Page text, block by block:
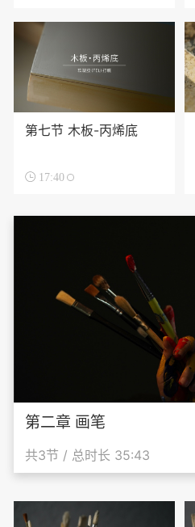
第七节 木板-丙烯底
 17:40
第二章 画笔
共3节 / 总时长 35:43